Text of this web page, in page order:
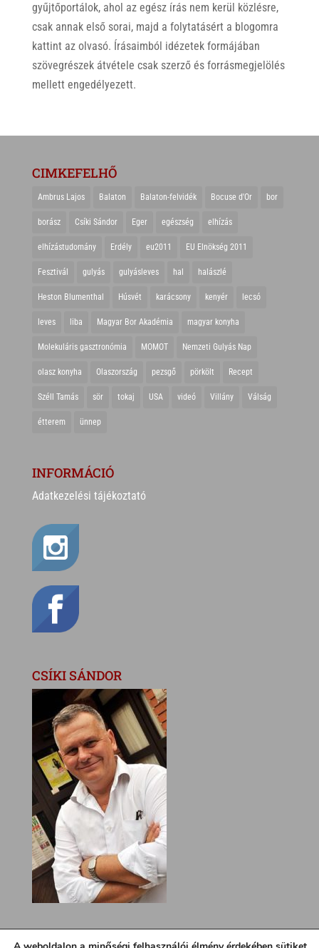
gyűjtőportálok, ahol az egész írás nem kerül közlésre,
csak annak első sorai, majd a folytatásért a blogomra
kattint az olvasó. Írásaimból idézetek formájában
szövegrészek átvétele csak szerző és forrásmegjelölés
mellett engedélyezett.
CIMKEFELHŐ
Ambrus Lajos Balaton Balaton-felvidék Bocuse d'Or bor
borász Csíki Sándor Eger egészség elhízás
elhízástudomány Erdély eu2011 EU Elnökség 2011
Fesztivál gulyás gulyásleves hal halászlé
Heston Blumenthal Húsvét karácsony kenyér lecsó
leves liba Magyar Bor Akadémia magyar konyha
Molekuláris gasztronómia MOMOT Nemzeti Gulyás Nap
olasz konyha Olaszország pezsgő pörkölt Recept
Széll Tamás sör tokaj USA videó Villány Válság
étterem ünnep
INFORMÁCIÓ
Adatkezelési tájékoztató
CSÍKI SÁNDOR